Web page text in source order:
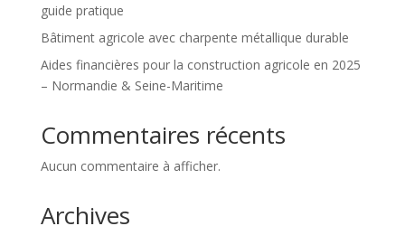
guide pratique
Bâtiment agricole avec charpente métallique durable
Aides financières pour la construction agricole en 2025
– Normandie & Seine-Maritime
Commentaires récents
Aucun commentaire à afficher.
Archives